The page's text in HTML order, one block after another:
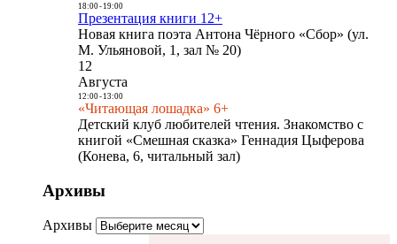
18:00- 19:00
Презентация книги 12+
Новая книга поэта Антона Чёрного «Сбор» (ул.
М. Ульяновой, 1, зал № 20)
12
Августа
12:00- 13:00
«Читающая лошадка» 6+
Детский клуб любителей чтения. Знакомство с
книгой «Смешная сказка» Геннадия Цыферова
(Конева, 6, читальный зал)
Архивы
Архивы